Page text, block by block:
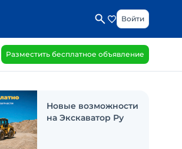
Войти
Разместить бесплатное объявление
Новые возможности
на Экскаватор Ру